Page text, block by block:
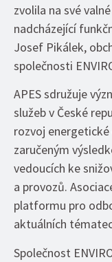
zvolila na své
nadcházející
Josef Pikálek,
společnosti
APES sdružuje
služeb v České
rozvoj
zaručeným
vedoucích ke
a provozů.
platformu pro
aktuálních
Společnost